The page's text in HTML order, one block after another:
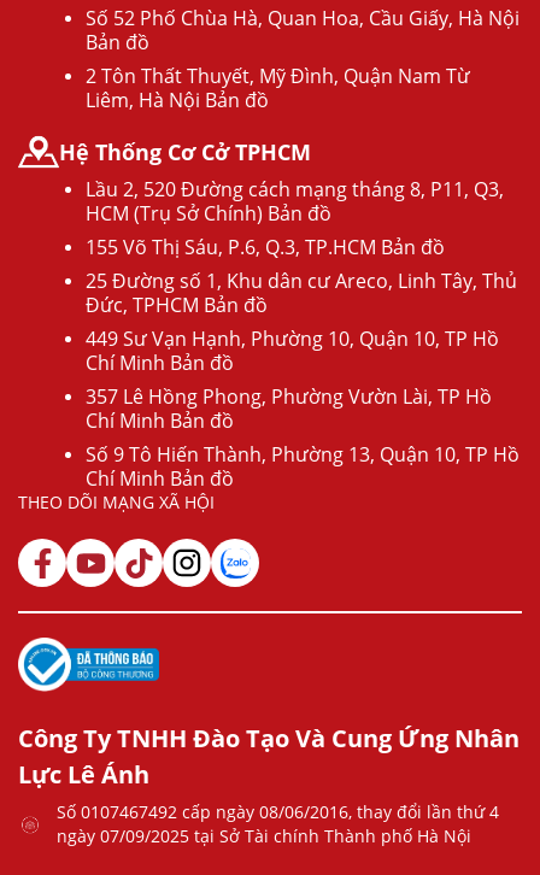
Số 52 Phố Chùa Hà, Quan Hoa, Cầu Giấy, Hà Nội
Bản đồ
2 Tôn Thất Thuyết, Mỹ Đình, Quận Nam Từ
Liêm, Hà Nội Bản đồ
Hệ Thống Cơ Cở TPHCM
Lầu 2, 520 Đường cách mạng tháng 8, P11, Q3,
HCM (Trụ Sở Chính) Bản đồ
155 Võ Thị Sáu, P.6, Q.3, TP.HCM Bản đồ
25 Đường số 1, Khu dân cư Areco, Linh Tây, Thủ
Đức, TPHCM Bản đồ
449 Sư Vạn Hạnh, Phường 10, Quận 10, TP Hồ
Chí Minh Bản đồ
357 Lê Hồng Phong, Phường Vườn Lài, TP Hồ
Chí Minh Bản đồ
Số 9 Tô Hiến Thành, Phường 13, Quận 10, TP Hồ
Chí Minh Bản đồ
THEO DÕI MẠNG XÃ HỘI
Công Ty TNHH Đào Tạo Và Cung Ứng Nhân
Lực Lê Ánh
Số 0107467492 cấp ngày 08/06/2016, thay đổi lần thứ 4
ngày 07/09/2025 tại Sở Tài chính Thành phố Hà Nội